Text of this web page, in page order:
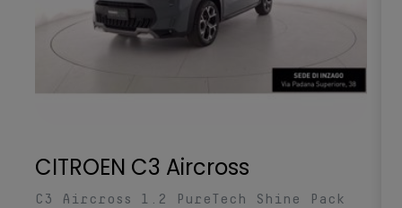
CITROEN C3 Aircross
C3 Aircross 1.2 PureTech Shine Pack